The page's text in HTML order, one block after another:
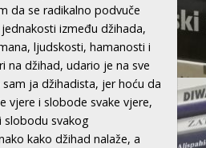
da se radikalno podvuče
između džihada,
ljudskosti, hamanosti i
na džihad, udario je na sve
ja džihadista, jer hoću da
vjere i slobode svake vjere,
slobodu svakog
kako džihad nalaže, a